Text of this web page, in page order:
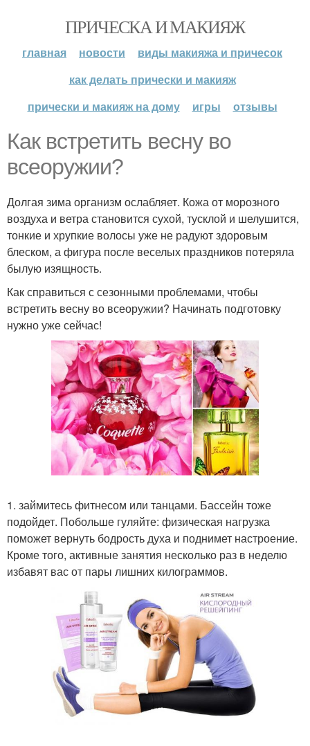
ПРИЧЕСКА И МАКИЯЖ
главная новости
виды макияжа и причесок
как делать прически и макияж
прически и макияж на дому
игры отзывы
Как встретить весну во
всеоружии?
Долгая зима организм ослабляет. Кожа от морозного
воздуха и ветра становится сухой, тусклой и шелушится,
тонкие и хрупкие волосы уже не радуют здоровым
блеском, а фигура после веселых праздников потеряла
былую изящность.
Как справиться с сезонными проблемами, чтобы
встретить весну во всеоружии? Начинать подготовку
нужно уже сейчас!
1. займитесь фитнесом или танцами. Бассейн тоже
подойдет. Побольше гуляйте: физическая нагрузка
поможет вернуть бодрость духа и поднимет настроение.
Кроме того, активные занятия несколько раз в неделю
избавят вас от пары лишних килограммов.